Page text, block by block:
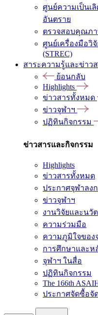
ศูนย์ความเป็นเ
อันตราย
ตรวจสอบคุณภ
ศูนย์เครื่องมือวิ
(STREC)
สาระความรู้และข่าว
ย้อนกลับ
Highlights
ข่าวสารทั้งหมด
ข่าวจุฬาฯ
ปฏิทินกิจกรรม
ข่าวสารและกิจกรรม
Highlights
ข่าวสารทั้งหมด
ประกาศจุฬาลง
ข่าวจุฬาฯ
งานวิจัยและนวั
ความร่วมมือ
ความภูมิใจของ
การศึกษาและห
จุฬาฯ ในสื่อ
ปฏิทินกิจกรรม
The 166th
ประกาศจัดซื้อจั